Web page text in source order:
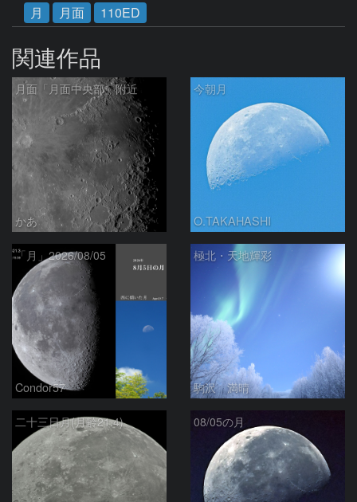
月
月面 110ED
関連作品
月面「月面中央部」附近
かあ
今朝月
O.TAKAHASHI
「月」2026/08/05
Condor57
極北・天地輝彩
駒沢 満晴
二十三日月(月齢21.4) 08/05の月